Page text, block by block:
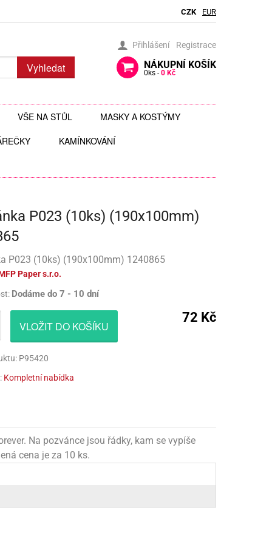
CZK EUR
Přihlášení Registrace
NÁKUPNÍ KOŠÍK
0 ks - 0 Kč
Vyhledat
NA DORTY
VŠE NA STŮL
BRČKA
JEDNORÁZOVÉ PŘÍBORY
KELÍMKY A POHÁRKY
TÉMATICKÉ KELÍMKY
KOŠÍČKY NA MUFFINY
NAPICHOVÁTKA A ZÁPICHY
TALÍŘE
UBRUSY
MASKY A KOSTÝMY
KLOBOUKY, ČEPICE
MASKY
AROMA NA SLIZ
AKTIVÁTOR NA VÝROBU SLIZU
BARVIVA NA SLIZ
HRAČKY
HRAČKY
KAMÍNKOVÁNÍ
P023 (10ks) (190x100mm)
P023 (10ks) (190x100mm) 1240865
Paper s.r.o.
Dodáme do 7 - 10 dní
72 Kč
VLOŽIT DO KOŠÍKU
P95420
Kompletní nabídka
Na pozvánce jsou řádky, kam se vypíše
cena je za 10 ks.